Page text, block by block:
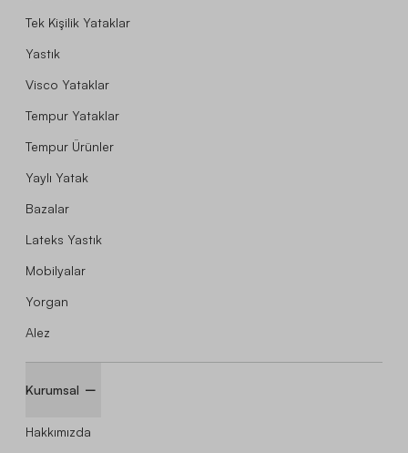
Tek Kişilik Yataklar
Yastık
Visco Yataklar
Tempur Yataklar
Tempur Ürünler
Yaylı Yatak
Bazalar
Lateks Yastık
Mobilyalar
Yorgan
Alez
Kurumsal
Hakkımızda